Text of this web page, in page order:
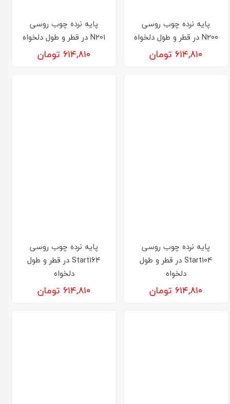
پایه نرده چوب روسی
N200 در قطر و طول دلخواه
۶۱۴,۸۱۰ تومان
پایه نرده چوب روسی
N201 در قطر و طول دلخواه
۶۱۴,۸۱۰ تومان
پایه نرده چوب روسی
Start104 در قطر و طول
دلخواه
۶۱۴,۸۱۰ تومان
پایه نرده چوب روسی
Start164 در قطر و طول
دلخواه
۶۱۴,۸۱۰ تومان